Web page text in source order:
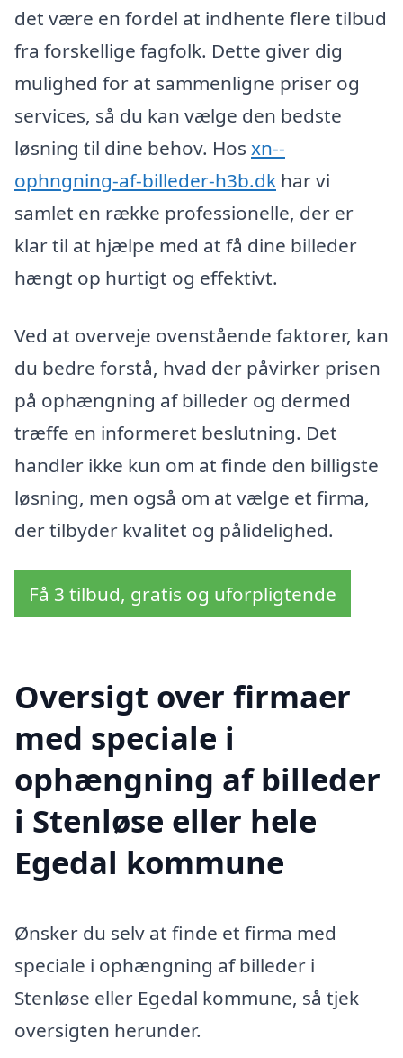
det være en fordel at indhente flere tilbud
fra forskellige fagfolk. Dette giver dig
mulighed for at sammenligne priser og
services, så du kan vælge den bedste
løsning til dine behov. Hos xn--
ophngning-af-billeder-h3b.dk har vi
samlet en række professionelle, der er
klar til at hjælpe med at få dine billeder
hængt op hurtigt og effektivt.
Ved at overveje ovenstående faktorer, kan
du bedre forstå, hvad der påvirker prisen
på ophængning af billeder og dermed
træffe en informeret beslutning. Det
handler ikke kun om at finde den billigste
løsning, men også om at vælge et firma,
der tilbyder kvalitet og pålidelighed.
Få 3 tilbud, gratis og uforpligtende
Oversigt over firmaer
med speciale i
ophængning af billeder
i Stenløse eller hele
Egedal kommune
Ønsker du selv at finde et firma med
speciale i ophængning af billeder i
Stenløse eller Egedal kommune, så tjek
oversigten herunder.